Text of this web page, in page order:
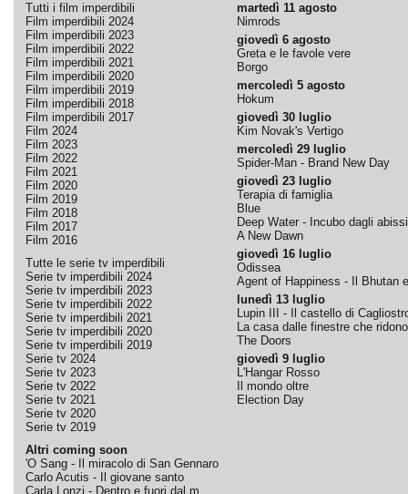
Tutti i film imperdibili
Film imperdibili 2024
Film imperdibili 2023
Film imperdibili 2022
Film imperdibili 2021
Film imperdibili 2020
Film imperdibili 2019
Film imperdibili 2018
Film imperdibili 2017
Film 2024
Film 2023
Film 2022
Film 2021
Film 2020
Film 2019
Film 2018
Film 2017
Film 2016
Tutte le serie tv imperdibili
Serie tv imperdibili 2024
Serie tv imperdibili 2023
Serie tv imperdibili 2022
Serie tv imperdibili 2021
Serie tv imperdibili 2020
Serie tv imperdibili 2019
Serie tv 2024
Serie tv 2023
Serie tv 2022
Serie tv 2021
Serie tv 2020
Serie tv 2019
Altri coming soon
'O Sang - Il miracolo di San Gennaro
Carlo Acutis - Il giovane santo
Carla Lonzi - Dentro e fuori dal m...
martedì 11 agosto
Nimrods
giovedì 6 agosto
Greta e le favole vere
Borgo
mercoledì 5 agosto
Hokum
giovedì 30 luglio
Kim Novak's Vertigo
mercoledì 29 luglio
Spider-Man - Brand New Day
giovedì 23 luglio
Terapia di famiglia
Blue
Deep Water - Incubo dagli abissi
A New Dawn
giovedì 16 luglio
Odissea
Agent of Happiness - Il Bhutan
lunedì 13 luglio
Lupin III - Il castello di
La casa dalle finestre che ridono
The Doors
giovedì 9 luglio
L'Hangar Rosso
Il mondo oltre
Election Day